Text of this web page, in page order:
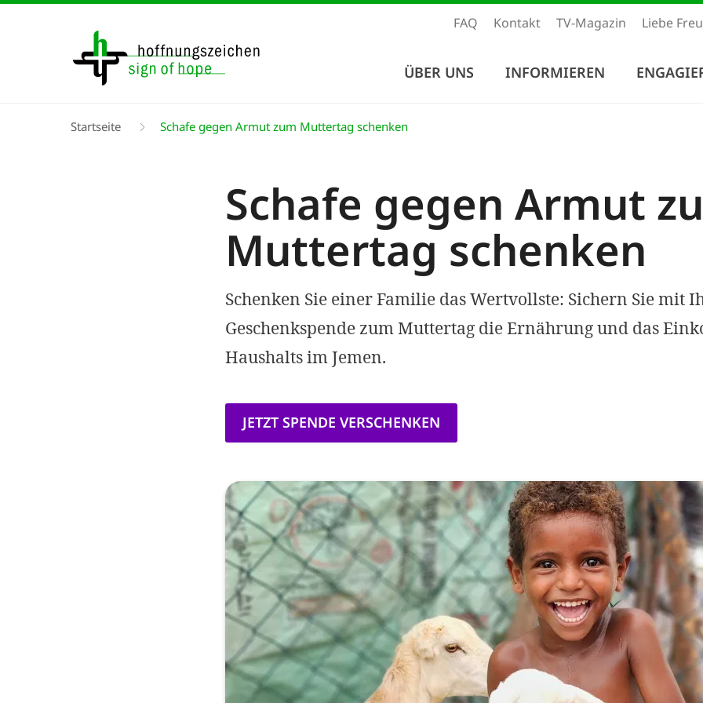
FAQ Kontakt TV-Magazin Liebe
ÜBER UNS INFORMIEREN
Pfadnavigation
Startseite Schafe gegen Armut zum Muttertag schenken
Schafe gegen Armut
Muttertag schenken
Schenken Sie einer Familie das Wertvollste: Sichern Sie mit
Geschenkspende zum Muttertag die Ernährung und das
Haushalts im Jemen.
JETZT SPENDE VERSCHENKEN